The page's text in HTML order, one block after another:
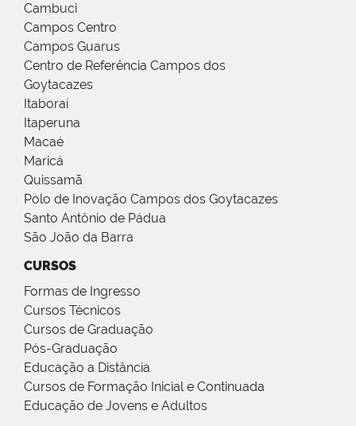
Cambuci
Campos Centro
Campos Guarus
Centro de Referência Campos dos
Goytacazes
Itaboraí
Itaperuna
Macaé
Maricá
Quissamã
Polo de Inovação Campos dos Goytacazes
Santo Antônio de Pádua
São João da Barra
CURSOS
Formas de Ingresso
Cursos Técnicos
Cursos de Graduação
Pós-Graduação
Educação a Distância
Cursos de Formação Inicial e Continuada
Educação de Jovens e Adultos